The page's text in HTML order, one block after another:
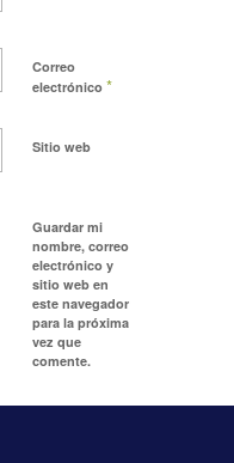
Correo
electrónico *
Sitio web
Guardar mi
nombre, correo
electrónico y
sitio web en
este navegador
para la próxima
vez que
comente.